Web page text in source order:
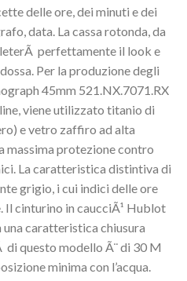
delle ore, dei minuti e dei
data. La cassa rotonda, da
perfettamente il look e
Per la produzione degli
45mm 521.NX.7071.RX
viene utilizzato titanio di
e vetro zaffiro ad alta
massima protezione contro
La caratteristica distintiva di
grigio, i cui indici delle ore
Il cinturino in caucciÃ¹ Hublot
caratteristica chiusura
di questo modello Ã¨ di 30 M
minima con l’acqua.